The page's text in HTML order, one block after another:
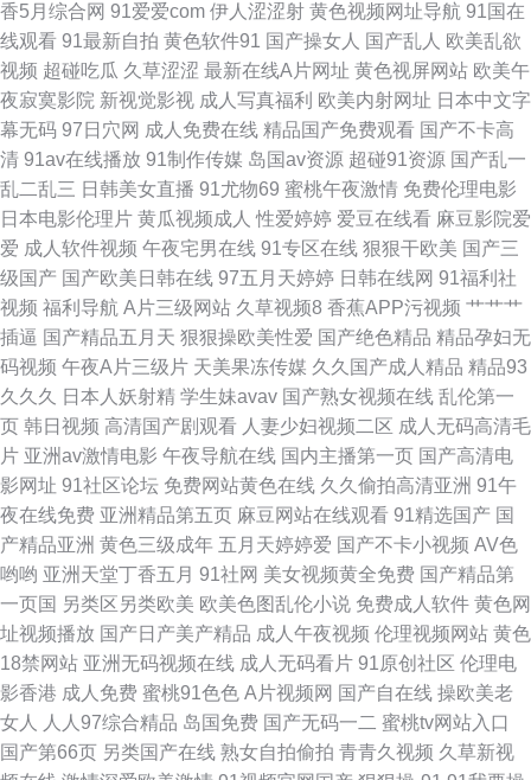
合集在线 成人黄色说网 久久露脸视频 日韩伦理在线观看 91成年人观看 超碰
在97人人操 久草精品在线 视频网站18污 91在线破处 91色站 青青伊人视频
一级a黄 变态AV导航网 激情午夜福利 少妇午夜影院 91色情软件 岛国夜夜爱
欧美天堂乱码 18香蕉 超碰网址 久久伊人狼人 色香蕉网站 日韩无毛
香5月综合网 91爱爱com 伊人涩涩射 黄色视频网址导航 91国在
线观看 91最新自拍 黄色软件91 国产操女人 国产乱人 欧美乱欲
视频 超碰吃瓜 久草涩涩 最新在线A片网址 黄色视屏网站 欧美午
夜寂寞影院 新视觉影视 成人写真福利 欧美内射网址 日本中文字
幕无码 97日穴网 成人免费在线 精品国产免费观看 国产不卡高
清 91av在线播放 91制作传媒 岛国av资源 超碰91资源 国产乱一
乱二乱三 日韩美女直播 91尤物69 蜜桃午夜激情 免费伦理电影
日本电影伦理片 黄瓜视频成人 性爱婷婷 爱豆在线看 麻豆影院爱
爱 成人软件视频 午夜宅男在线 91专区在线 狠狠干欧美 国产三
级国产 国产欧美日韩在线 97五月天婷婷 日韩在线网 91福利社
视频 福利导航 A片三级网站 久草视频8 香蕉APP污视频 艹艹艹
插逼 国产精品五月天 狠狠操欧美性爱 国产绝色精品 精品孕妇无
码视频 午夜A片三级片 天美果冻传媒 久久国产成人精品 精品93
久久久
日本人妖射精 学生妹avav 国产熟女视频在线 乱伦第一
页 韩日视频 高清国产剧观看 人妻少妇视频二区 成人无码高清毛
片 亚洲av激情电影 午夜导航在线 国内主播第一页 国产高清电
影网址 91社区论坛 免费网站黄色在线 久久偷拍高清亚洲 91午
夜在线免费 亚洲精品第五页 麻豆网站在线观看 91精选国产 国
产精品亚洲 黄色三级成年 五月天婷婷爱 国产不卡小视频 AV色
哟哟 亚洲天堂丁香五月 91社网 美女视频黄全免费 国产精品第
一页国 另类区另类欧美 欧美色图乱伦小说 免费成人软件 黄色网
址视频播放 国产日产美产精品 成人午夜视频 伦理视频网站 黄色
18禁网站 亚洲无码视频在线 成人无码看片 91原创社区 伦理电
影香港 成人免费 蜜桃91色色 A片视频网 国产自在线 操欧美老
女人
人人97综合精品 岛国免费 国产无码一二 蜜桃tv网站入口
国产第66页 另类国产在线 熟女自拍偷拍 青青久视频 久草新视